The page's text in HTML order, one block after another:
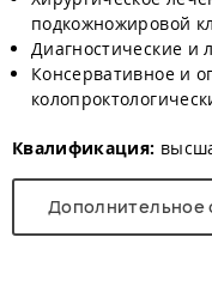
подкожножировой
Диагностические и
Консервативное и
Квалификация:
Дополнительное